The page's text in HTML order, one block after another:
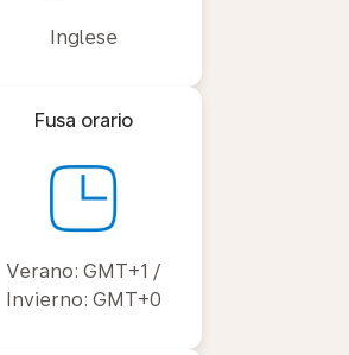
Inglese
Fusa orario
Verano: GMT+1 /
Invierno: GMT+0